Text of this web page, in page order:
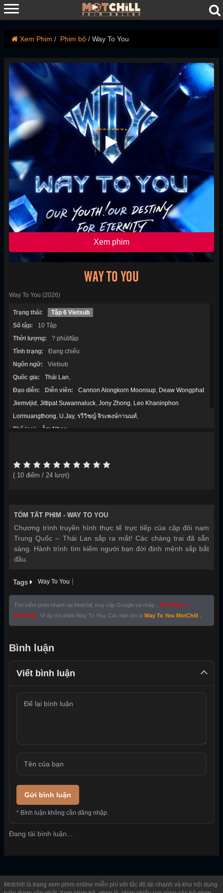
Xem Phim Phim bộ Way To You
Xem phim
WAY TO YOU
Way To You (2026)
Trạng thái:
Tập 6 Vietsub
Số tập:
10 Tập
Thời lượng:
? phút/tập
Tình trạng:
Đang chiếu
Ngôn ngữ:
Vietsub
Quốc gia:
Thái Lan,
Đạo diễn:
Diễn viên: Cannon Alongkorn Moonsup, Deaw Wongphat
Jiemvijid , Jittipat Suwannaluck, Jony Zhong, Leo Khaninphon
Lormuangthong, U.Jay, รวีวิชญ์ จิระพงษ์กานนท์,
Thể loại:
Âm Nhạc
( 10 điểm / 24 lượt)
TÓM TẮT PHIM - WAY TO YOU
Chương trình truyền hình thực tế trực tiếp của cặp đôi nam
Trung Quốc – Thái Lan sắp ra mắt! Các chàng trai đã sẵn
sàng. Hành trình tìm kiếm người bạn đời định mệnh sắp bắt
đầu.
Tags Way To You |
Tìm kiếm phim nhanh tại Motchill, truy cập Google và nhập , Tên Phim +
MotChill
. Ví dụ tìm phim Way To You, Các bạn tìm là Way To You MotChill .
Bình luận
Viết bình luận
Gửi bình luận
* Bình luận không cần đăng nhập.
Đang tải bình luận...
Motchill là trang xem phim online miễn phí với tốc độ tải nhanh và kho nội dung